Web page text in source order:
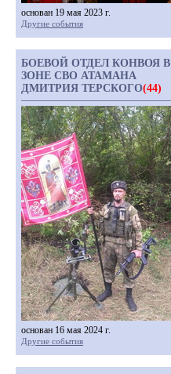
основан 19 мая 2023 г.
Другие события
БОЕВОЙ ОТДЕЛ КОНВОЯ В
ЗОНЕ СВО АТАМАНА
ДМИТРИЯ ТЕРСКОГО(44)
основан 16 мая 2024 г.
Другие события